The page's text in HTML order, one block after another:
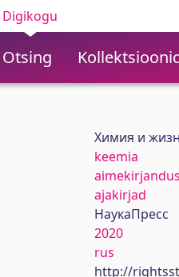
Digikogu
Otsing
Химия и
keemia
aimekirjandus
ajakirjad
НаукаПресс
2020
rus
http://